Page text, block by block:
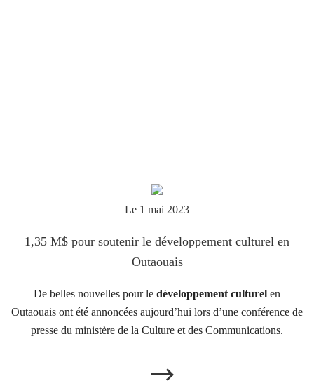
Le 1 mai 2023
1,35 M$ pour soutenir le développement culturel en
Outaouais
De belles nouvelles pour le développement culturel en
Outaouais ont été annoncées aujourd’hui lors d’une conférence de
presse du ministère de la Culture et des Communications.